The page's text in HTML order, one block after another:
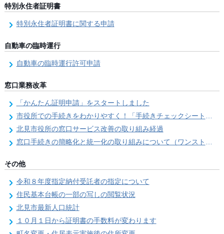
特別永住者証明書
特別永住者証明書に関する申請
自動車の臨時運行
自動車の臨時運行許可申請
窓口業務改革
「かんたん証明申請」をスタートしました
市役所での手続きをわかりやすく！「手続きチェックシート」を導入しました
北見市役所の窓口サービス改善の取り組み経過
窓口手続きの簡略化と統一化の取り組みについて（ワンストップサービス推進事業）
その他
令和８年度指定納付受託者の指定について
住民基本台帳の一部の写しの閲覧状況
北見市最新人口統計
１０月１日から証明書の手数料が変わります